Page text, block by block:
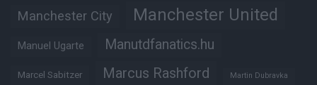
Manchester City Manchester United
Manuel Ugarte Manutdfanatics.hu
Marcel Sabitzer Marcus Rashford Martin Dubravka